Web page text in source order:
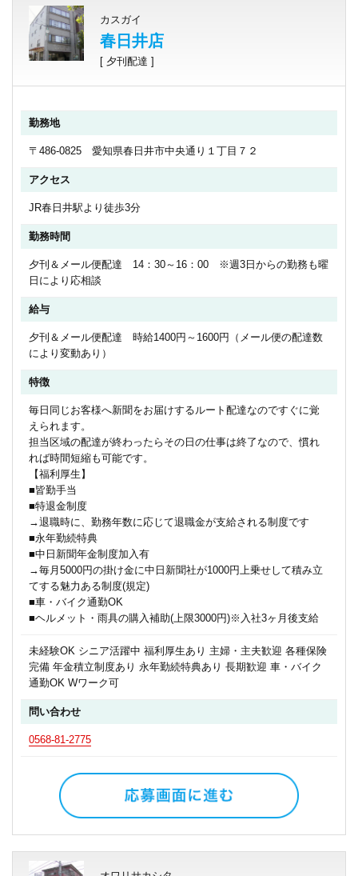
カスガイ
春日井店
[ 夕刊配達 ]
勤務地
〒486-0825 愛知県春日井市中央通り１丁目７２
アクセス
JR春日井駅より徒歩3分
勤務時間
夕刊＆メール便配達 14：30～16：00 ※週3日からの勤務も曜
日により応相談
給与
夕刊＆メール便配達 時給1400円～1600円（メール便の配達数
により変動あり）
特徴
毎日同じお客様へ新聞をお届けするルート配達なのですぐに覚
えられます。
担当区域の配達が終わったらその日の仕事は終了なので、慣れ
れば時間短縮も可能です。
【福利厚生】
■皆勤手当
■特退金制度
→退職時に、勤務年数に応じて退職金が支給される制度です
■永年勤続特典
■中日新聞年金制度加入有
→毎月5000円の掛け金に中日新聞社が1000円上乗せして積み立
てする魅力ある制度(規定)
■車・バイク通勤OK
■ヘルメット・雨具の購入補助(上限3000円)※入社3ヶ月後支給
未経験OK シニア活躍中 福利厚生あり 主婦・主夫歓迎 各種保険
完備 年金積立制度あり 永年勤続特典あり 長期歓迎 車・バイク
通勤OK Wワーク可
問い合わせ
0568-81-2775